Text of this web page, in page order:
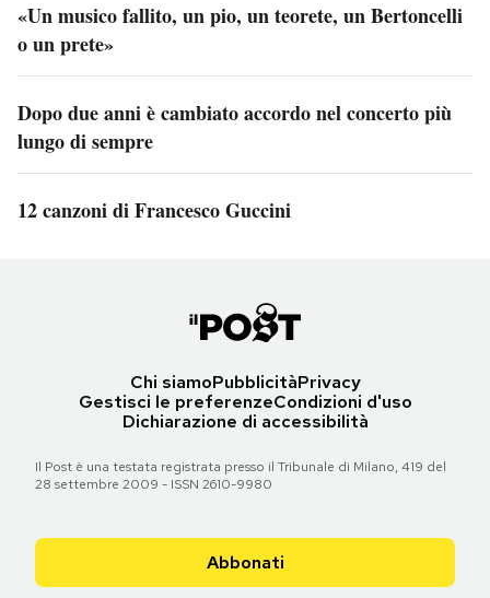
«Un musico fallito, un pio, un teorete, un Bertoncelli
o un prete»
Dopo due anni è cambiato accordo nel concerto più
lungo di sempre
12 canzoni di Francesco Guccini
Chi siamoPubblicitàPrivacy
Gestisci le preferenzeCondizioni d'uso
Dichiarazione di accessibilità
Il Post è una testata registrata presso il Tribunale di Milano, 419 del
28 settembre 2009 - ISSN 2610-9980
Abbonati